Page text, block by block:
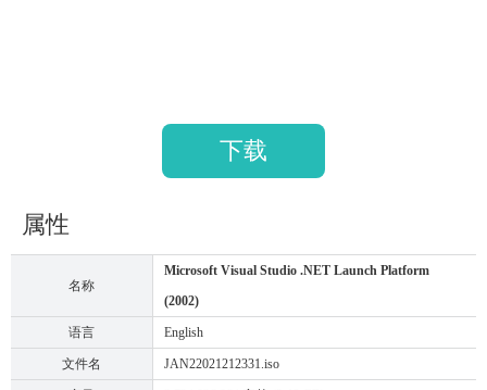
下载
属性
名称
Microsoft Visual Studio .NET Launch Platform
(2002)
语言 English
文件名 JAN22021212331.iso